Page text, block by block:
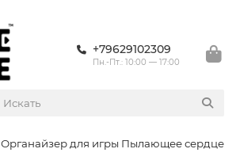
+79629102309
Пн.-Пт.: 10:00 — 17:00
Органайзер для игры Пылающее сердце